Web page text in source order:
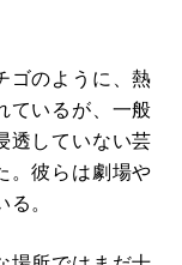
ゴのように、熱
ているが、一般
透していない芸
。彼らは劇場や
。